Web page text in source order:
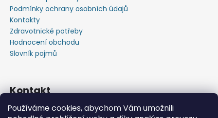
Používáme cookies, abychom Vám umožnili
Podmínky ochrany osobních údajů
Kontakty
Zdravotnické potřeby
Hodnocení obchodu
Slovník pojmů
Kontakt
+420603583759 ,+420734720049